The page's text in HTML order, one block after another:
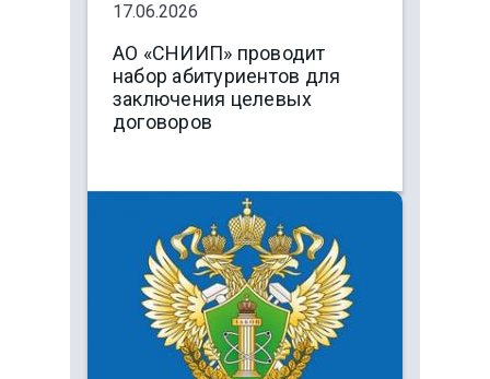
17.06.2026
АО «СНИИП» проводит
набор абитуриентов для
заключения целевых
договоров